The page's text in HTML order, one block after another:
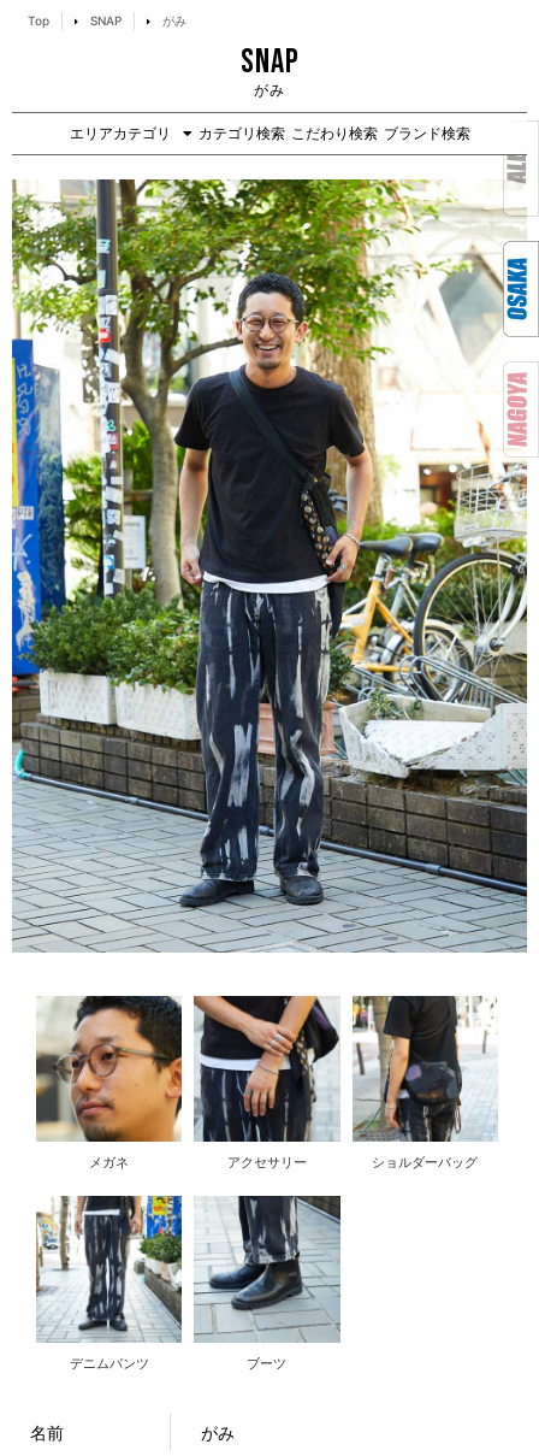
Top SNAP がみ
SNAP
がみ
エリアカテゴリ カテゴリ検索 こだわり検索 ブランド検索
メガネ アクセサリー ショルダーバッグ
デニムパンツ ブーツ
名前 がみ